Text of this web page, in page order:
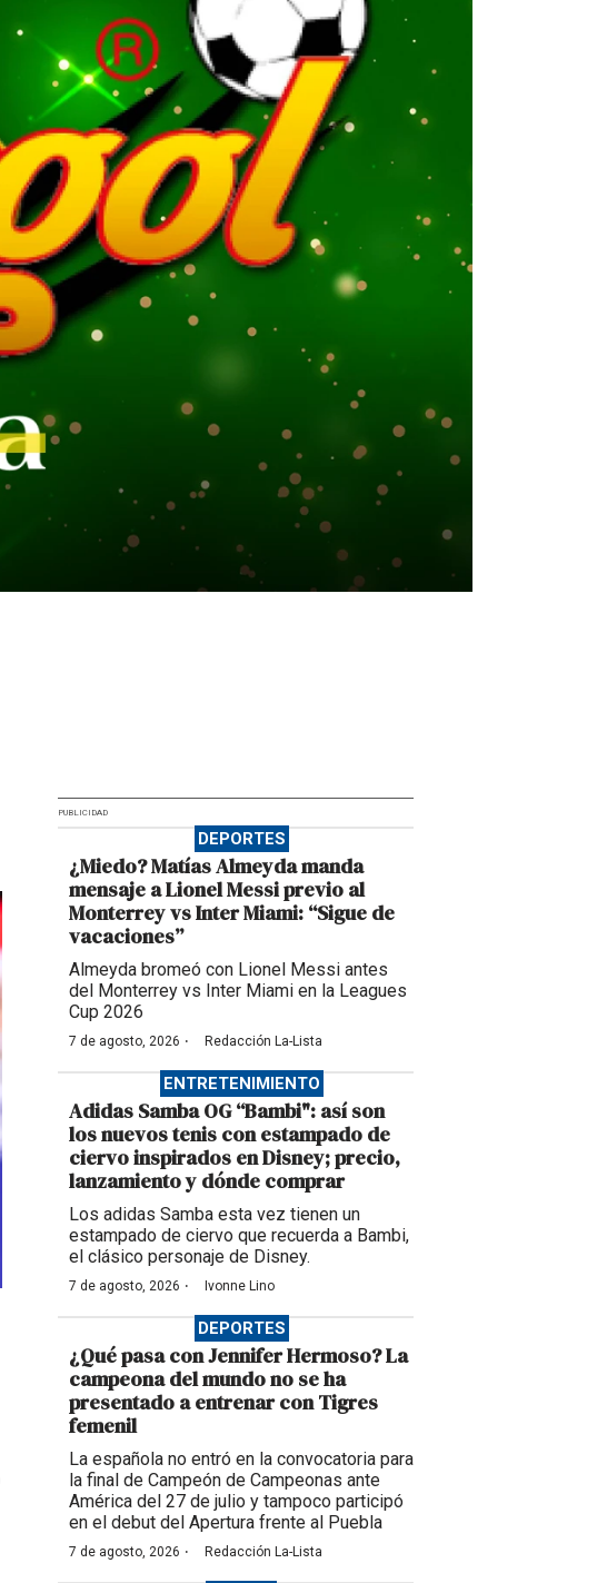
PUBLICIDAD
DEPORTES
¿Miedo? Matías Almeyda manda
mensaje a Lionel Messi previo al
Monterrey vs Inter Miami: “Sigue de
vacaciones”
Almeyda bromeó con Lionel Messi antes
del Monterrey vs Inter Miami en la Leagues
Cup 2026
7 de agosto, 2026 · Redacción La-Lista
ENTRETENIMIENTO
Adidas Samba OG “Bambi": así son
los nuevos tenis con estampado de
ciervo inspirados en Disney; precio,
lanzamiento y dónde comprar
Los adidas Samba esta vez tienen un
estampado de ciervo que recuerda a Bambi,
el clásico personaje de Disney.
7 de agosto, 2026 · Ivonne Lino
DEPORTES
¿Qué pasa con Jennifer Hermoso? La
campeona del mundo no se ha
presentado a entrenar con Tigres
femenil
La española no entró en la convocatoria para
la final de Campeón de Campeonas ante
América del 27 de julio y tampoco participó
en el debut del Apertura frente al Puebla
7 de agosto, 2026 · Redacción La-Lista